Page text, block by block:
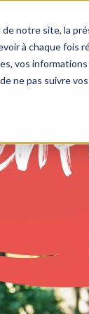
notre site, la
à chaque fois
vos
ne pas suivre